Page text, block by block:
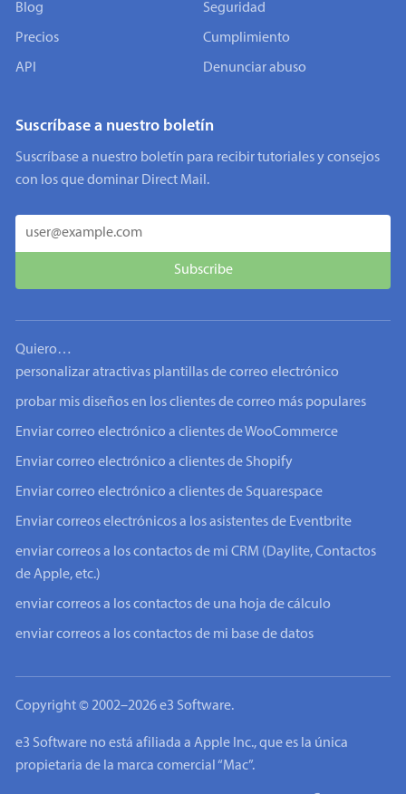
Blog
Precios
API
Seguridad
Cumplimiento
Denunciar abuso
Suscríbase a nuestro boletín
Suscríbase a nuestro boletín para recibir tutoriales y consejos
con los que dominar Direct Mail.
Quiero…
personalizar atractivas plantillas de correo electrónico
probar mis diseños en los clientes de correo más populares
Enviar correo electrónico a clientes de WooCommerce
Enviar correo electrónico a clientes de Shopify
Enviar correo electrónico a clientes de Squarespace
Enviar correos electrónicos a los asistentes de Eventbrite
enviar correos a los contactos de mi CRM (Daylite, Contactos
de Apple, etc.)
enviar correos a los contactos de una hoja de cálculo
enviar correos a los contactos de mi base de datos
Copyright © 2002–2026 e3 Software.
e3 Software no está afiliada a Apple Inc., que es la única
propietaria de la marca comercial “Mac”.